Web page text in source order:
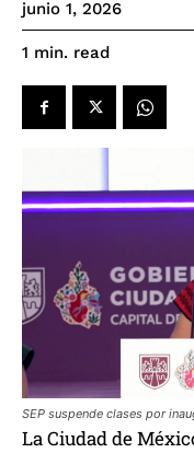
junio 1, 2026
1 min. read
SEP suspende clases por
La Ciudad de